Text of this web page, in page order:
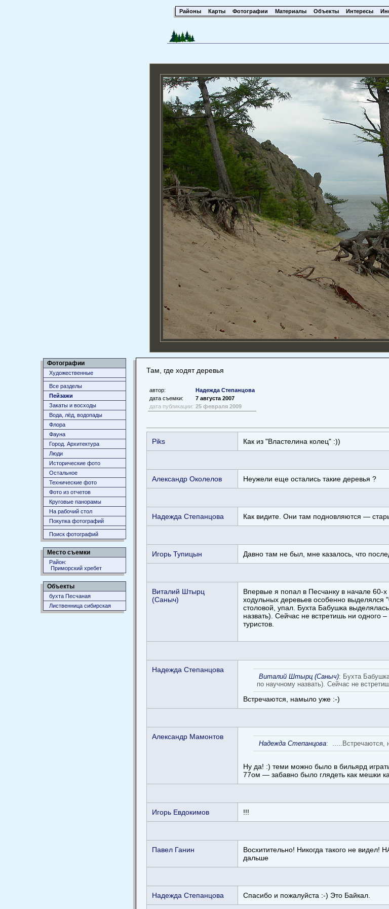
Районы Карты Фотографии Материалы Объекты Интересы
Фотографии
Художественные
Все разделы
Пейзажи
Закаты и восходы
Вода, лёд, водопады
Флора
Фауна
Город. Архитектура
Люди
Исторические фото
Остальное
Технические фото
Фото из отчетов
Круговые панорамы
На рабочий стол
Покупка фотографий
Поиск фотографий
Место съемки
Район:
Приморский хребет
Объекты
бухта Песчаная
Лиственница сибирская
Там, где ходят деревья
автор:
Надежда Степанцова
дата съемки:
7 августа 2007
дата публикации: 25 февраля 2009
Piks Как из "Властелина колец" :))
Александр Околелов Неужели еще остались такие деревья ?
Надежда Степанцова Как видите. Они там подновляются —
Игорь Тупицын Давно там не был, мне казалось, что
Виталий Штырц
(Саныч)
Впервые я попал в Песчанку в начале 60-
ходульных деревьев особенно выделялся
столовой, упал. Бухта Бабушка
назвать). Сейчас не встретишь ни
туристов.
Надежда Степанцова
Виталий Штырц (Саныч): Бухта
по научному назвать). Сейчас не
Встречаются, намыло уже :-)
Александр Мамонтов
Надежда Степанцова: .....Встречаются,
Ну да! :) теми можно было в бильярд
77ом — забавно было глядеть как мешки
Игорь Евдокимов !!!
Павел Ганин
Восхитительно! Никогда такого не
дальше
Надежда Степанцова Спасибо и пожалуйста :-) Это Байкал.